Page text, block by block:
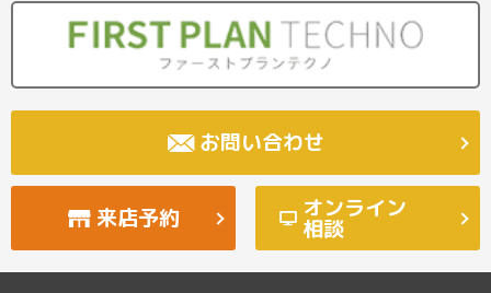
お問い合わせ
来店予約 オンライン
相談